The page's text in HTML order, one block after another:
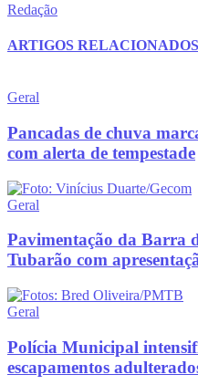
Redação
ARTIGOS RELACIONADOS
Geral
Pancadas de chuva
com alerta de tempestade
Geral
Pavimentação da Barra
Tubarão com
Geral
Polícia Municipal
escapamentos